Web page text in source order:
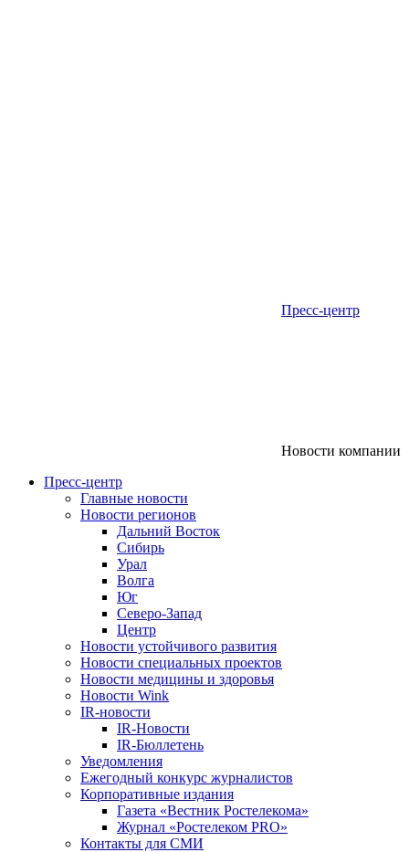
Пресс-центр
Новости компании
Пресс-центр
Главные новости
Новости регионов
Дальний Восток
Сибирь
Урал
Волга
Юг
Северо-Запад
Центр
Новости устойчивого развития
Новости специальных проектов
Новости медицины и здоровья
Новости Wink
IR-новости
IR-Новости
IR-Бюллетень
Уведомления
Ежегодный конкурс журналистов
Корпоративные издания
Газета «Вестник Ростелекома»
Журнал «Ростелеком PRO»
Контакты для СМИ